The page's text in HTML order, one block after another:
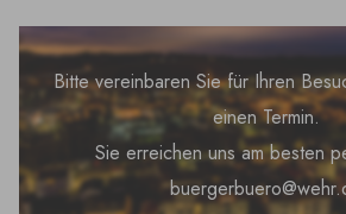
Bitte vereinbaren Sie für Ihren
einen Termin.
Sie erreichen uns am besten